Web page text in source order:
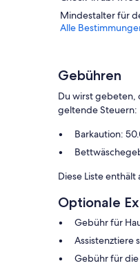
Mindestalter für
Alle
Gebühren
Du wirst gebeten,
geltende Steuern:
Barkaution:
Diese Liste
Optionale
Gebühr für
Assistenztiere
Gebühr für die